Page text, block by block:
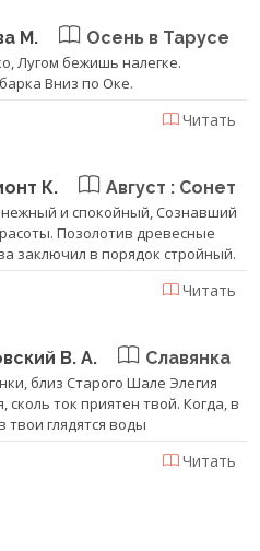
М. Осень в Тарусе
Лугом бежишь налегке.
Вниз по Оке.
Читать
К. Август : Сонет
нежный и спокойный, Сознавший
Позолотив древесные
заключил в порядок стройный.
Читать
В. А. Славянка
близ Старого Шале Элегия
сколь ток приятен твой. Когда, в
твои глядятся воды
Читать